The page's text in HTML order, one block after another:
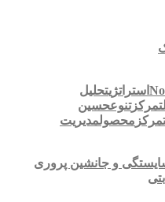
تحلیل
حسین
مدیریت
جانشین پروری